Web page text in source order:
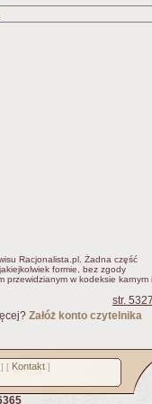
Racjonalista.pl. Żadna część
formie, bez zgody
przewidzianym w kodeksie karnym i
str. 5327
Załóż konto czytelnika
[ Kontakt]